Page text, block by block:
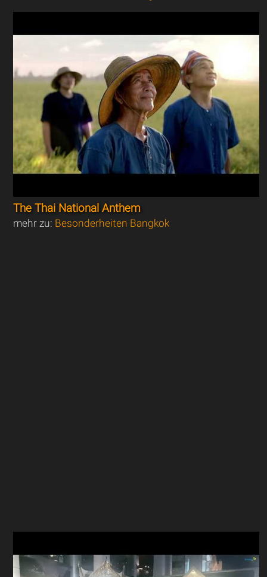
The Thai National Anthem
mehr zu: Besonderheiten Bangkok